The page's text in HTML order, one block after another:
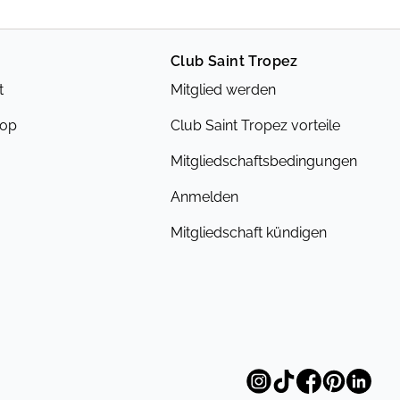
Club Saint Tropez
Mitglied werden
Club Saint Tropez vorteile
Mitgliedschaftsbedingungen
Anmelden
Mitgliedschaft kündigen